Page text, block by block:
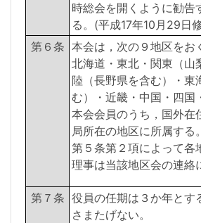
時総会を開くように勧告
る。(平成17年10月29日
第６条 本会は，次の９地区をお
北海道・東北・関東（山
陸（長野県を含む）・東
む）・近畿・中国・四国
本会会員のうち，国外在
局所在の地区に所属する。
第５条第２項によって各
理事は当該地区会の連絡
第７条 役員の任期は３か年とす
さまたげない。